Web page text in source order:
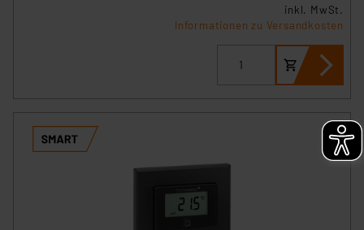
inkl. MwSt.
Informationen zu Versandkosten